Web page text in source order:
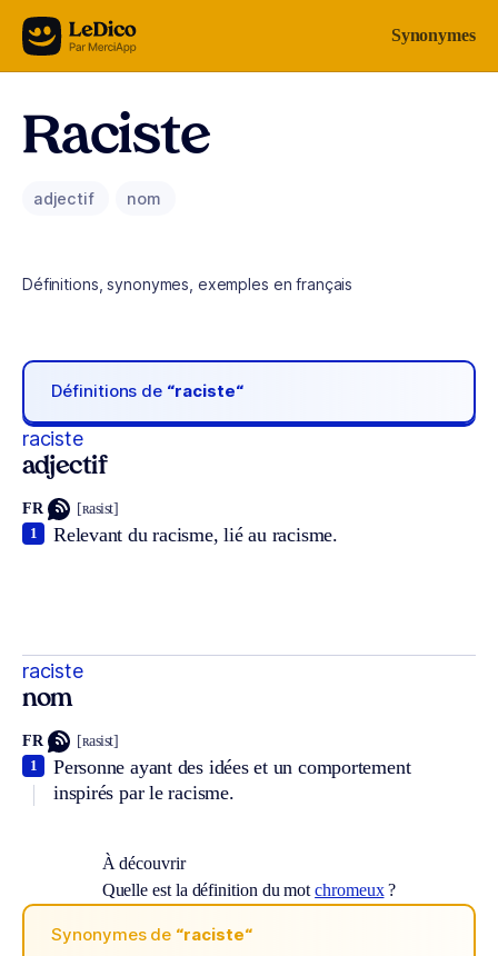
Aller au contenu Synonymes
Raciste
adjectif nom
Définitions, synonymes, exemples en français
Définitions de “raciste“
raciste
adjectif
FR [ʀasist]
Relevant du racisme, lié au racisme.
1
raciste
nom
FR [ʀasist]
Personne ayant des idées et un comportement
inspirés par le racisme.
1
À découvrir
Quelle est la définition du motchromeux?
Synonymes de “raciste“